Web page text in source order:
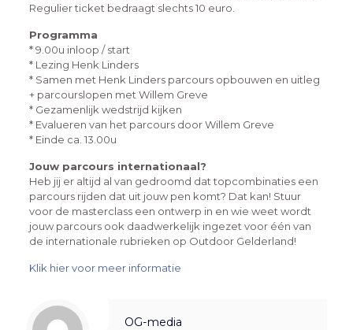
Regulier ticket bedraagt slechts 10 euro.
Programma
* 9.00u inloop / start
* Lezing Henk Linders
* Samen met Henk Linders parcours opbouwen en uitleg
+ parcourslopen met Willem Greve
* Gezamenlijk wedstrijd kijken
* Evalueren van het parcours door Willem Greve
* Einde ca. 13.00u
Jouw parcours internationaal?
Heb jij er altijd al van gedroomd dat topcombinaties een
parcours rijden dat uit jouw pen komt? Dat kan! Stuur
voor de masterclass een ontwerp in en wie weet wordt
jouw parcours ook daadwerkelijk ingezet voor één van
de internationale rubrieken op Outdoor Gelderland!
Klik hier voor meer informatie
OG-media